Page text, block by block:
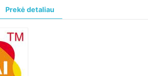
Prekė detaliau